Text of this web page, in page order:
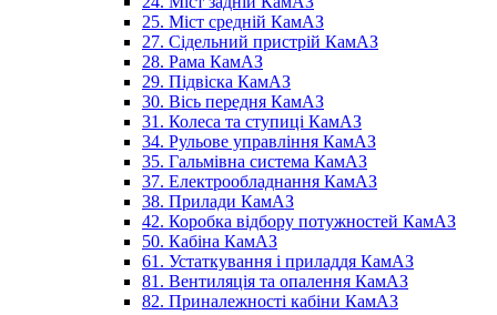
25. Міст средній КамАЗ
27. Сідельний пристрій КамАЗ
28. Рама КамАЗ
29. Підвіска КамАЗ
30. Вісь передня КамАЗ
31. Колеса та ступиці КамАЗ
34. Рульове управління КамАЗ
35. Гальмівна система КамАЗ
37. Електрообладнання КамАЗ
38. Прилади КамАЗ
42. Коробка відбору потужностей КамАЗ
50. Кабіна КамАЗ
61. Устаткування і приладдя КамАЗ
81. Вентиляція та опалення КамАЗ
82. Приналежності кабіни КамАЗ